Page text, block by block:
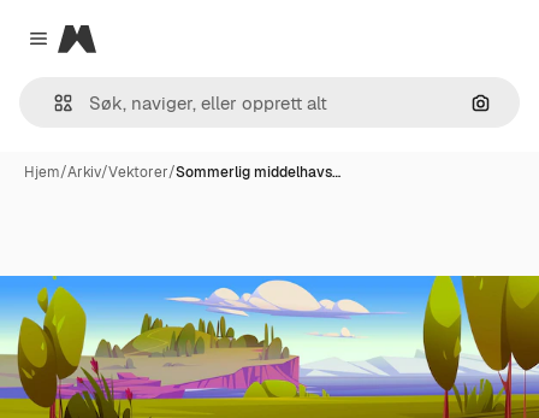
Close menu
Magnific
Søk
Hjem/Arkiv/Vektorer/Sommerlig middelhavs…